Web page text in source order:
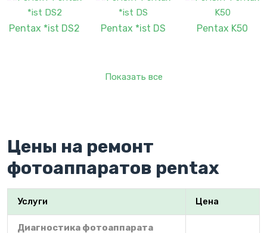
Pentax *ist DS2 Pentax *ist DS Pentax K50
Показать все
Цены на ремонт
фотоаппаратов pentax
Услуги Цена
Диагностика фотоаппарата